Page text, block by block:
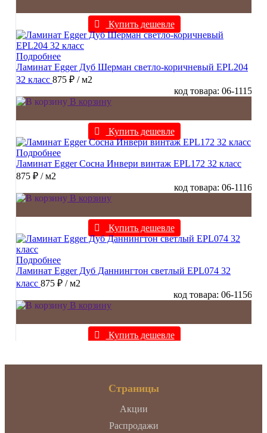
Купить дешевле
Подробнее
Ламинат Egger Дуб Шерман светло-коричневый EPL204
32 класс 875 ₽ / м2
код товара: 06-1115
В корзину
Купить дешевле
Подробнее
Ламинат Egger Сосна Инвери винтаж EPL172 32 класс
875 ₽ / м2
код товара: 06-1116
В корзину
Купить дешевле
Подробнее
Ламинат Egger Дуб Даннингтон светлый EPL074 32
класс 875 ₽ / м2
код товара: 06-1156
В корзину
Купить дешевле
Страницы
Акции
Распродажи